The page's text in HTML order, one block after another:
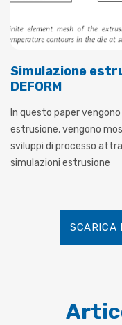
Simulazione
DEFORM
In questo paper
estrusione, vengono
sviluppi di processo
simulazioni estrusione
SCARICA